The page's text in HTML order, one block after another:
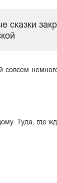
Туда, где